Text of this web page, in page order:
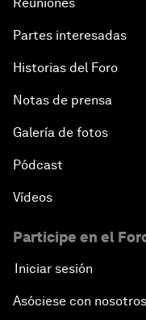
Reuniones
Partes interesadas
Historias del Foro
Notas de prensa
Galería de fotos
Pódcast
Vídeos
Participe en el
Iniciar sesión
Asóciese con nosotros